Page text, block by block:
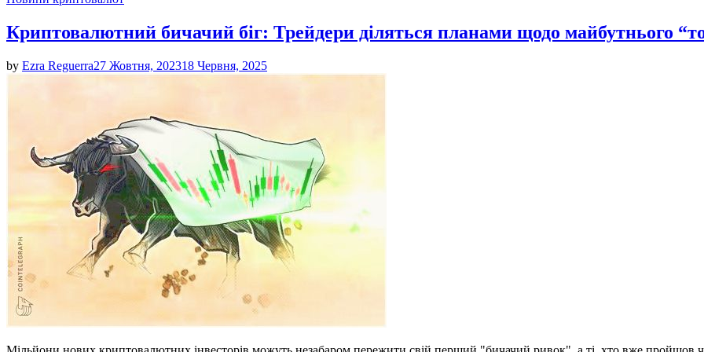
Криптовалютний бичачий біг: Трейдери діляться планами щодо майбутнього
by Ezra Reguerra27 Жовтня, 202318 Червня, 2025